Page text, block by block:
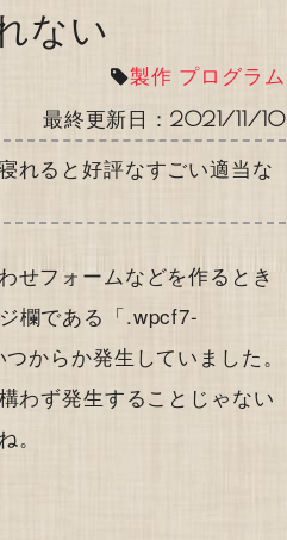
ない
製作 プログラム
最終更新日： 2021/11/10
れると好評なすごい適当な
せフォームなどを作るとき
欄である「.wpcf7-
からか発生していました。
わず発生することじゃない